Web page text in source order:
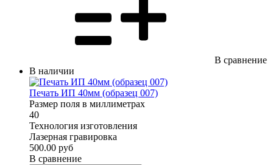
В сравнение
В наличии
Печать ИП 40мм (образец 007)
Размер поля в миллиметрах
40
Технология изготовления
Лазерная гравировка
500.00 руб
В сравнение